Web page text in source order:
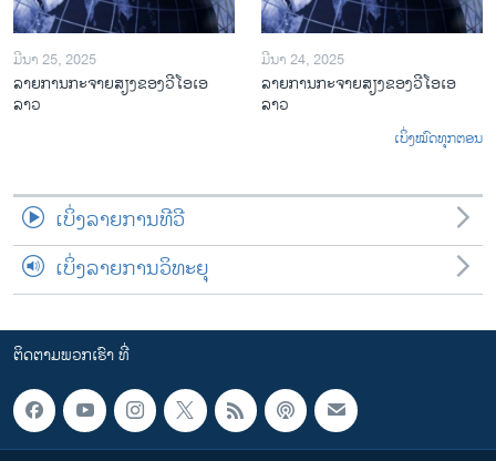
ມີນາ 25, 2025
ລາຍການກະຈາຍສຽງຂອງວີໂອເອ
ລາວ
ມີນາ 24, 2025
ລາຍການກະຈາຍສຽງຂອງວີໂອເອ
ລາວ
ເບິ່ງໝົດທຸກຕອນ
ເບິ່ງລາຍການທີວີ
ເບິ່ງລາຍການວິທະຍຸ
ຕິດຕາມພວກເຮົາ ທີ່